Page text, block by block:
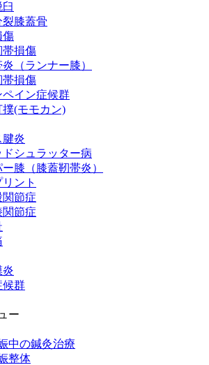
膝蓋骨
傷
帯損傷
（ランナー膝）
帯損傷
ペイン症候群
撲(モモカン)
腱炎
ドシュラッター病
膝（膝蓋靭帯炎）
ント
節症
節症
炎
候群
ー
中の鍼灸治療
整体